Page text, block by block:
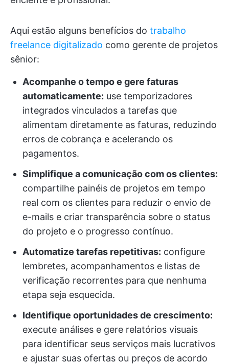
Aqui estão alguns benefícios do trabalho
freelance digitalizado como gerente de projetos
sênior:
Acompanhe o tempo e gere faturas
automaticamente: use temporizadores
integrados vinculados a tarefas que
alimentam diretamente as faturas, reduzindo
erros de cobrança e acelerando os
pagamentos.
Simplifique a comunicação com os clientes:
compartilhe painéis de projetos em tempo
real com os clientes para reduzir o envio de
e-mails e criar transparência sobre o status
do projeto e o progresso contínuo.
Automatize tarefas repetitivas: configure
lembretes, acompanhamentos e listas de
verificação recorrentes para que nenhuma
etapa seja esquecida.
Identifique oportunidades de crescimento:
execute análises e gere relatórios visuais
para identificar seus serviços mais lucrativos
e ajustar suas ofertas ou preços de acordo